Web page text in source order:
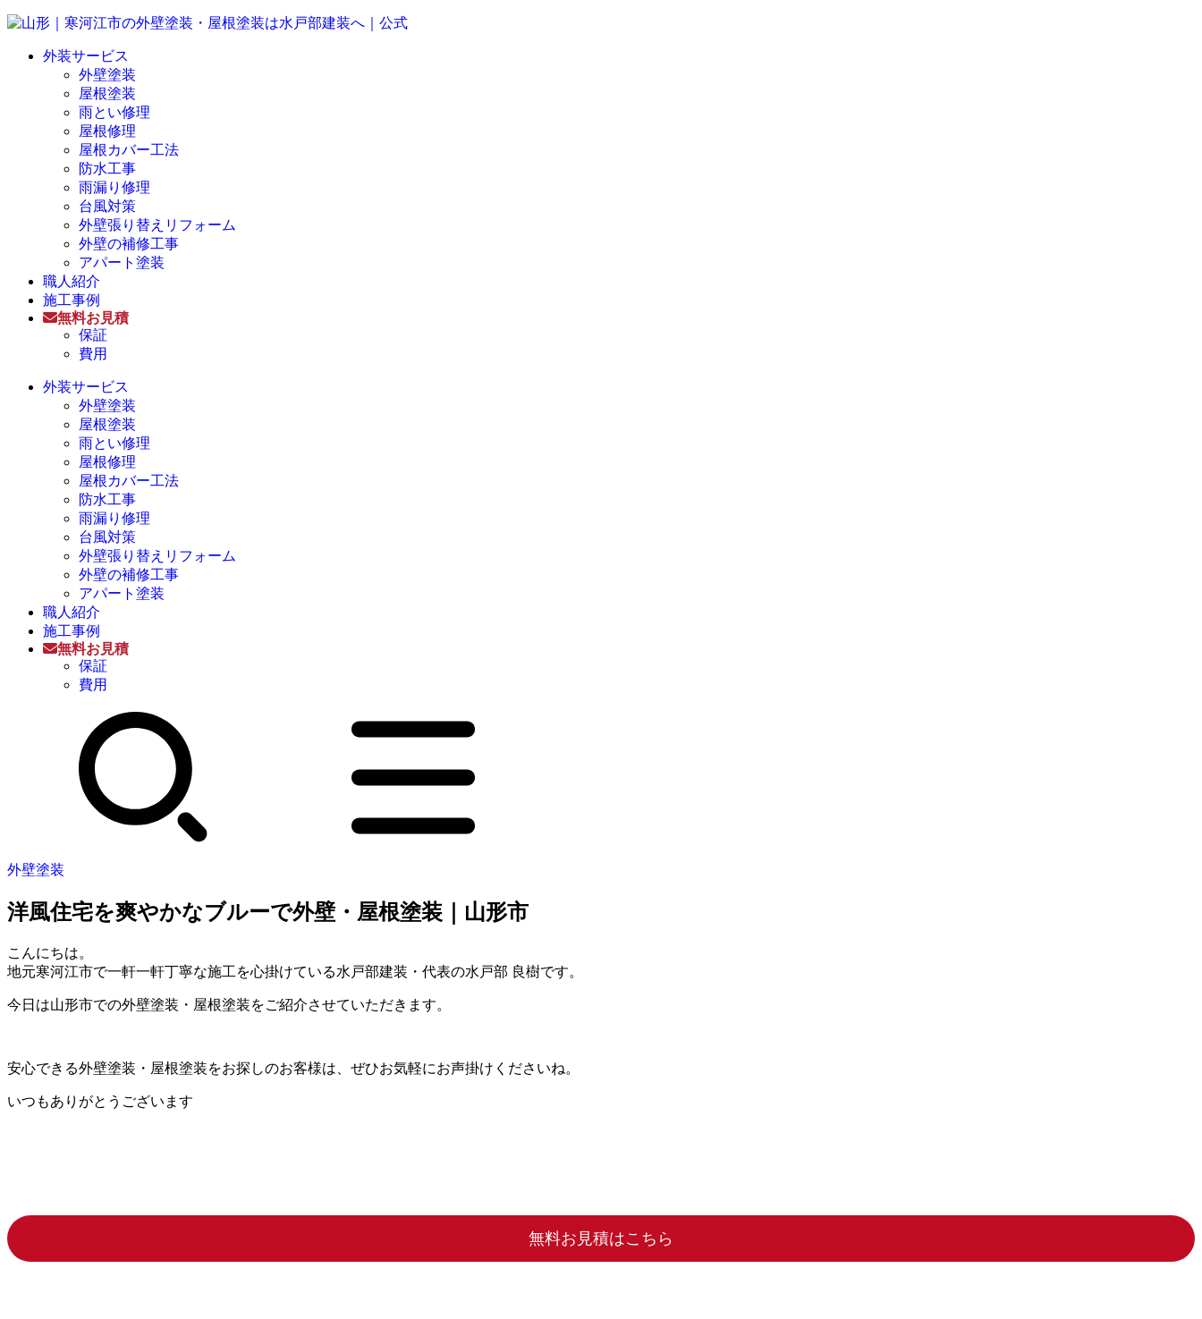
外装サービス
外壁塗装
屋根塗装
雨とい修理
屋根修理
屋根カバー工法
防水工事
雨漏り修理
台風対策
外壁張り替えリフォーム
外壁の補修工事
アパート塗装
職人紹介
施工事例
無料お見積
保証
費用
外装サービス
外壁塗装
屋根塗装
雨とい修理
屋根修理
屋根カバー工法
防水工事
雨漏り修理
台風対策
外壁張り替えリフォーム
外壁の補修工事
アパート塗装
職人紹介
施工事例
無料お見積
保証
費用
外壁塗装
洋風住宅を爽やかなブルーで外壁・屋根塗装｜山形市
こんにちは。
地元寒河江市で一軒一軒丁寧な施工を心掛けている水戸部建装・代表の水戸部 良樹です。
今日は山形市での外壁塗装・屋根塗装をご紹介させていただきます。
安心できる外壁塗装・屋根塗装をお探しのお客様は、ぜひお気軽にお声掛けくださいね。
いつもありがとうございます
無料お見積はこちら